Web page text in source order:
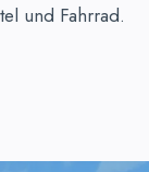
und Fahrrad.